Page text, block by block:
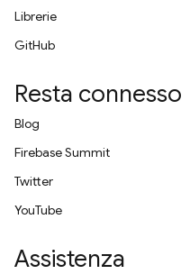
Librerie
GitHub
Resta connesso
Blog
Firebase Summit
Twitter
YouTube
Assistenza